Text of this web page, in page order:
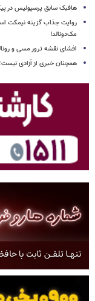
هافبک سابق پرسپولیس در
مک‌دونالد!
افشای نقشه ترور مسی و
همچنان خبری از آزادی